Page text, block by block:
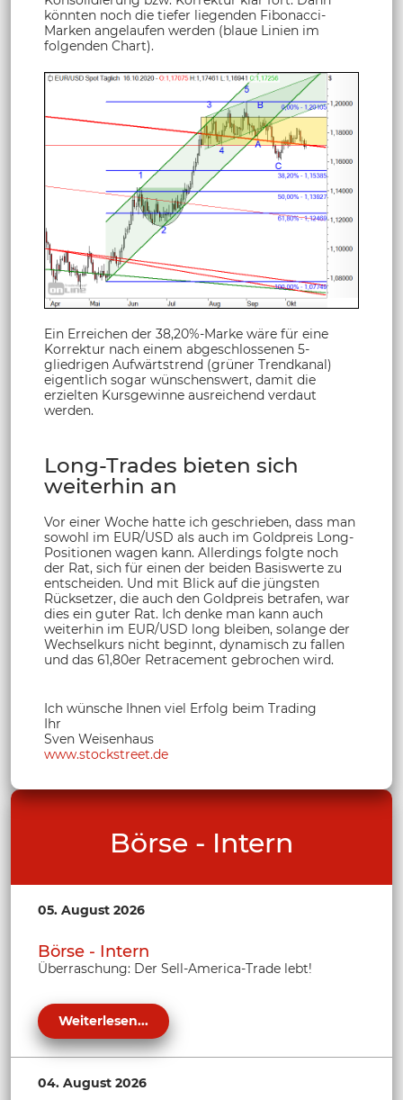
könnten noch die tiefer liegenden Fibonacci-
Marken angelaufen werden (blaue Linien im
folgenden Chart).
Ein Erreichen der 38,20%-Marke wäre für eine
Korrektur nach einem abgeschlossenen 5-
gliedrigen Aufwärtstrend (grüner Trendkanal)
eigentlich sogar wünschenswert, damit die
erzielten Kursgewinne ausreichend verdaut
werden.
Long-Trades bieten sich
weiterhin an
Vor einer Woche hatte ich geschrieben, dass man
sowohl im EUR/USD als auch im Goldpreis Long-
Positionen wagen kann. Allerdings folgte noch
der Rat, sich für einen der beiden Basiswerte zu
entscheiden. Und mit Blick auf die jüngsten
Rücksetzer, die auch den Goldpreis betrafen, war
dies ein guter Rat. Ich denke man kann auch
weiterhin im EUR/USD long bleiben, solange der
Wechselkurs nicht beginnt, dynamisch zu fallen
und das 61,80er Retracement gebrochen wird.
Ich wünsche Ihnen viel Erfolg beim Trading
Ihr
Sven Weisenhaus
www.stockstreet.de
Börse - Intern
05. August 2026
Börse - Intern
Überraschung: Der Sell-America-Trade lebt!
Weiterlesen...
04. August 2026